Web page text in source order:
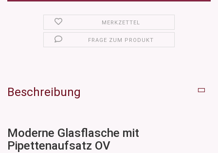
MERKZETTEL
FRAGE ZUM PRODUKT
Beschreibung
Moderne Glasflasche mit
Pipettenaufsatz OV